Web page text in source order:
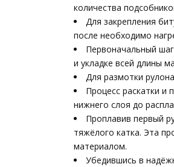
количества
Для закрепления
после необходимо
Первоначальный
и укладке всей длины
Для размотки
Процесс раскатки и
нижнего слоя до
Проплавив первый
тяжёлого катка. Эта
материалом.
Убедившись в